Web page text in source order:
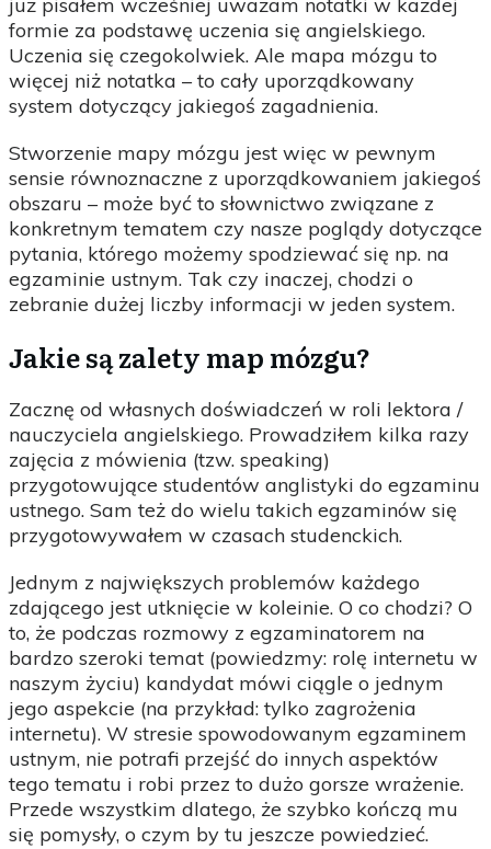
już pisałem wcześniej uważam notatki w każdej
formie za podstawę uczenia się angielskiego.
Uczenia się czegokolwiek. Ale mapa mózgu to
więcej niż notatka – to cały uporządkowany
system dotyczący jakiegoś zagadnienia.
Stworzenie mapy mózgu jest więc w pewnym
sensie równoznaczne z uporządkowaniem jakiegoś
obszaru – może być to słownictwo związane z
konkretnym tematem czy nasze poglądy dotyczące
pytania, którego możemy spodziewać się np. na
egzaminie ustnym. Tak czy inaczej, chodzi o
zebranie dużej liczby informacji w jeden system.
Jakie są zalety map mózgu?
Zacznę od własnych doświadczeń w roli lektora /
nauczyciela angielskiego. Prowadziłem kilka razy
zajęcia z mówienia (tzw. speaking)
przygotowujące studentów anglistyki do egzaminu
ustnego. Sam też do wielu takich egzaminów się
przygotowywałem w czasach studenckich.
Jednym z największych problemów każdego
zdającego jest utknięcie w koleinie. O co chodzi? O
to, że podczas rozmowy z egzaminatorem na
bardzo szeroki temat (powiedzmy: rolę internetu w
naszym życiu) kandydat mówi ciągle o jednym
jego aspekcie (na przykład: tylko zagrożenia
internetu). W stresie spowodowanym egzaminem
ustnym, nie potrafi przejść do innych aspektów
tego tematu i robi przez to dużo gorsze wrażenie.
Przede wszystkim dlatego, że szybko kończą mu
się pomysły, o czym by tu jeszcze powiedzieć.